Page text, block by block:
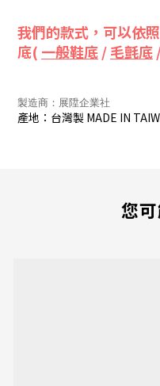
我們的款式，可以依
底( 一般鞋底/毛氈底
製造商：展陞企業社
產地：台灣製 MADE IN
您